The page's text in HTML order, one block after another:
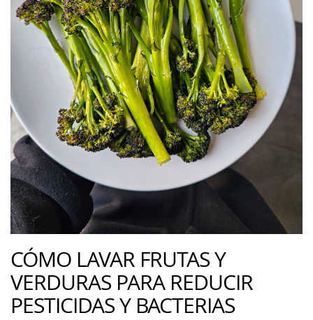
CÓMO LAVAR FRUTAS Y
VERDURAS PARA REDUCIR
PESTICIDAS Y BACTERIAS